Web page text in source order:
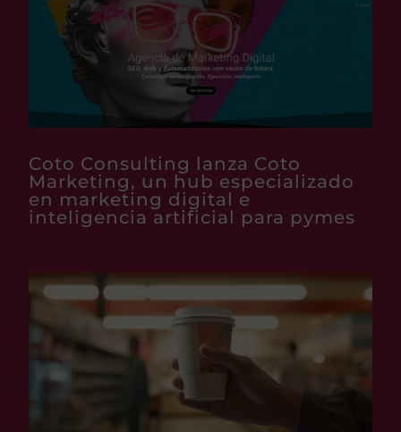
Coto Consulting lanza Coto
Marketing, un hub especializado
en marketing digital e
inteligencia artificial para pymes